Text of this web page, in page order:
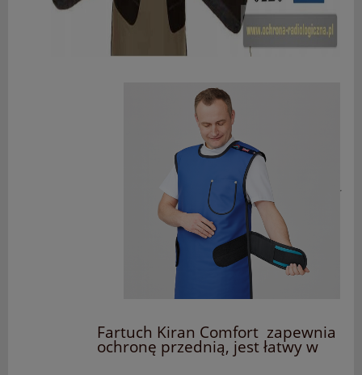
Fartuch Kiran Comfort zapewnia
ochronę przednią, jest łatwy w